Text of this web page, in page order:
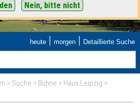
Nein, bitte nicht
heute | morgen | Detaillierte Suche
> Suche > Bühne > Haus Leipzig >